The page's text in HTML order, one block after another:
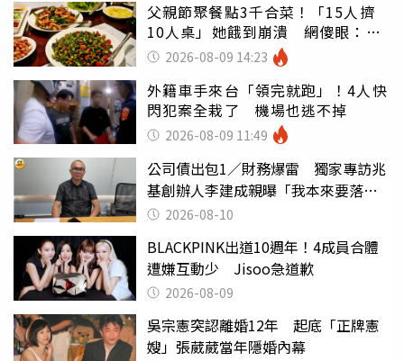
父親節聚餐點3千合菜！「15人擠
10人桌」她餓到崩潰 網傻眼：讓
店家看笑話
2026-08-09 14:23
外籍車手來台「領完就跑」！4人快
閃犯案全栽了 機場也逃不掉
2026-08-09 11:49
公司債出包1／財務爆雷 獨家專訪兆
基創辦人李建成親曝「我本來要落
跑」2026-08-10
BLACKPINK出道10週年！4成員合體
遭嫌互動少 Jisoo急道歉
2026-08-09
吳宗憲突認離婚12年 起底「正牌憲
嫂」張葳葳當年隱婚內幕